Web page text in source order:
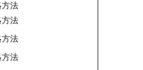
方法
方法
方法
方法